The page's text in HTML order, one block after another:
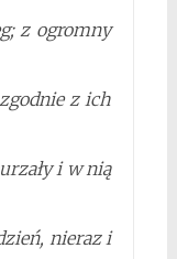
z ich
i w nią
nieraz i